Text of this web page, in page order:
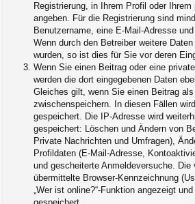
Registrierung, in Ihrem Profil oder
angeben. Für die Registrierung sind
Benutzername, eine E-Mail-Adresse
Wenn durch den Betreiber weitere
wurden, so ist dies für Sie vor deren
Wenn Sie einen Beitrag oder eine
werden die dort eingegebenen Daten
Gleiches gilt, wenn Sie einen Beitrag
zwischenspeichern. In diesen Fällen
gespeichert. Die IP-Adresse wird
gespeichert: Löschen und Ändern von
Private Nachrichten und Umfragen),
Profildaten (E-Mail-Adresse,
und gescheiterte Anmeldeversuche. Die
übermittelte Browser-Kennzeichnung
„Wer ist online?“-Funktion angezeigt